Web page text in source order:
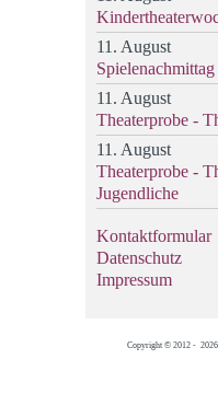
11. August
11. August
Theaterprobe -
11. August
Theaterprobe -
Jugendliche
Kontaktformular
Datenschutz
Impressum
Copyright © 2012 -